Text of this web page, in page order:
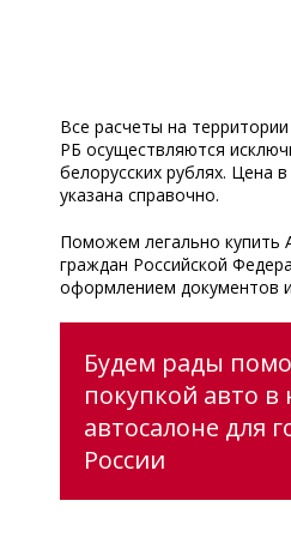
Все расчеты на
РБ осуществляются
белорусских рублях. Цена
указана справочно.
Поможем легально купить
граждан Российской
оформлением документов
Будем рады
покупкой авто
автосалоне для
России